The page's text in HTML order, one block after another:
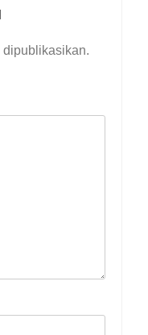
dipublikasikan.